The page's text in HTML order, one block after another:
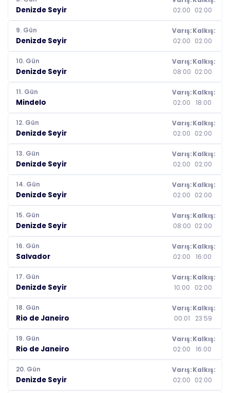
Denizde Seyir
02:00 02:00
9. Gün
Denizde Seyir
Varış:
02:00
Kalkış:
02:00
10. Gün
Denizde Seyir
Varış:
08:00
Kalkış:
02:00
11. Gün
Mindelo
Varış:
02:00
Kalkış:
18:00
12. Gün
Denizde Seyir
Varış:
02:00
Kalkış:
02:00
13. Gün
Denizde Seyir
Varış:
02:00
Kalkış:
02:00
14. Gün
Denizde Seyir
Varış:
02:00
Kalkış:
02:00
15. Gün
Denizde Seyir
Varış:
08:00
Kalkış:
02:00
16. Gün
Salvador
Varış:
02:00
Kalkış:
16:00
17. Gün
Denizde Seyir
Varış:
10:00
Kalkış:
02:00
18. Gün
Rio de Janeiro
Varış:
00:01
Kalkış:
23:59
19. Gün
Rio de Janeiro
Varış:
02:00
Kalkış:
16:00
20. Gün
Denizde Seyir
Varış:
02:00
Kalkış:
02:00